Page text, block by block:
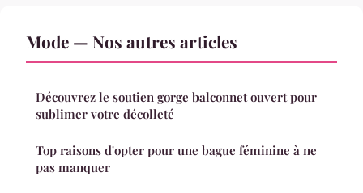
Mode — Nos autres articles
Découvrez le soutien gorge balconnet ouvert pour
sublimer votre décolleté
Top raisons d'opter pour une bague féminine à ne
pas manquer